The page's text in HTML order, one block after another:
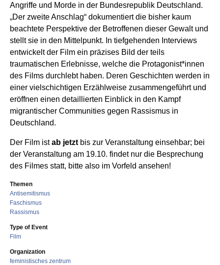
Angriffe und Morde in der Bundesrepublik Deutschland.
„Der zweite Anschlag“ dokumentiert die bisher kaum
beachtete Perspektive der Betroffenen dieser Gewalt und
stellt sie in den Mittelpunkt. In tiefgehenden Interviews
entwickelt der Film ein präzises Bild der teils
traumatischen Erlebnisse, welche die Protagonist*innen
des Films durchlebt haben. Deren Geschichten werden in
einer vielschichtigen Erzählweise zusammengeführt und
eröffnen einen detaillierten Einblick in den Kampf
migrantischer Communities gegen Rassismus in
Deutschland.
Der Film istab jetzt bis zur Veranstaltung einsehbar; bei
der Veranstaltung am 19.10. findet nur die Besprechung
des Filmes statt, bitte also im Vorfeld ansehen!
Themen
Antisemitismus
Faschismus
Rassismus
Type of Event
Film
Organization
feministisches zentrum